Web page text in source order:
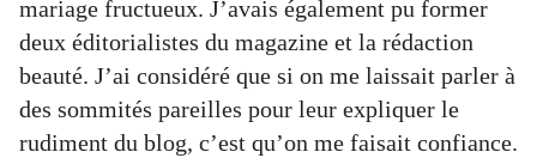
mariage fructueux. J’avais également pu former
deux éditorialistes du magazine et la rédaction
beauté. J’ai considéré que si on me laissait parler à
des sommités pareilles pour leur expliquer le
rudiment du blog, c’est qu’on me faisait confiance.